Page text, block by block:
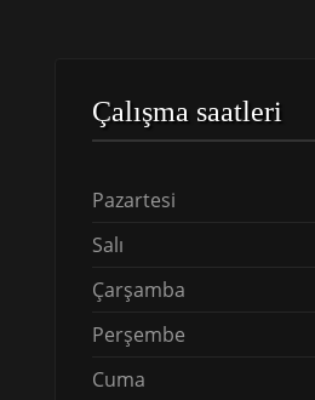
Çalışma saatleri
Pazartesi
Salı
Çarşamba
Perşembe
Cuma